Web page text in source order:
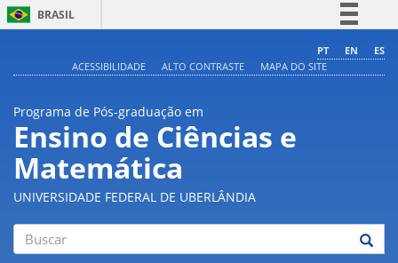
BRASIL
Comunica BR
Acesso à informação
Legislação
PT EN
ES
ACESSIBILIDADE
ALTO CONTRASTE MAPA DO SITE
Programa de Pós-graduação em
Ensino de Ciências e
Matemática
UNIVERSIDADE FEDERAL DE UBERLÂNDIA